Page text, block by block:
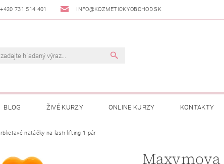
+420 731 514 401 INFO@KOZMETICKYOBCHOD.SK
BLOG ŽIVÉ KURZY ONLINE KURZY KONTAKTY
natáčky na lash lifting 1 pár